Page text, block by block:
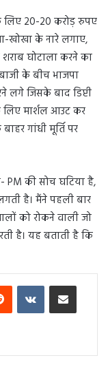
20-20 करोड़ रुपए
खोखा के नारे लगाए,
घोटाला करने का
के बीच भाजपा
लगे जिसके बाद डिप्टी
लिए मार्शल आउट कर
गांधी मूर्ति पर
PM की सोच घटिया है,
है। मैंने पहली बार
को रोकने वाली जो
है। यह बताती है कि
Reddit VKontakteShare via Email